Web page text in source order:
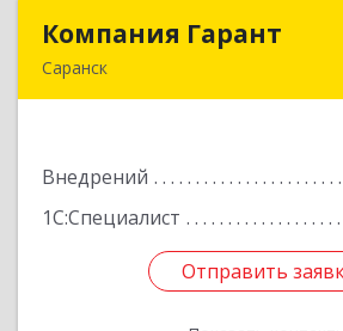
Компания Гарант
Саранск
Внедрений
1С:Специалист
Отправить
Отправить